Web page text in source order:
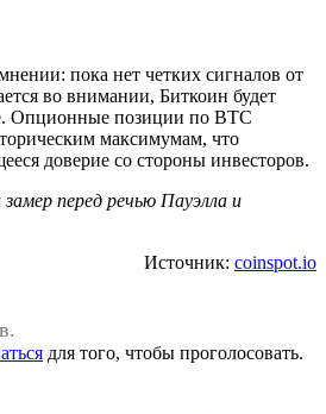
пока нет четких сигналов от
во внимании, Биткоин будет
Опционные позиции по BTC
максимумам, что
доверие со стороны инвесторов.
перед речью Пауэлла и
Источник: coinspot.io
для того, чтобы проголосовать.